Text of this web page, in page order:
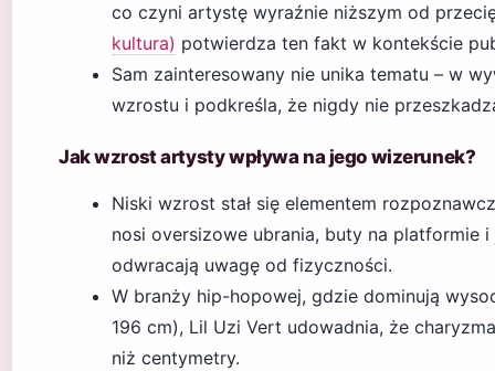
co czyni artystę wyraźnie niższym od
kultura) potwierdza ten fakt w kontekście
Sam zainteresowany nie unika tematu – w
wzrostu i podkreśla, że nigdy nie
Jak wzrost artysty wpływa na jego wizerunek?
Niski wzrost stał się elementem
nosi oversizowe ubrania, buty na platformie
odwracają uwagę od fizyczności.
W branży hip-hopowej, gdzie dominują
196 cm), Lil Uzi Vert udowadnia, że
niż centymetry.